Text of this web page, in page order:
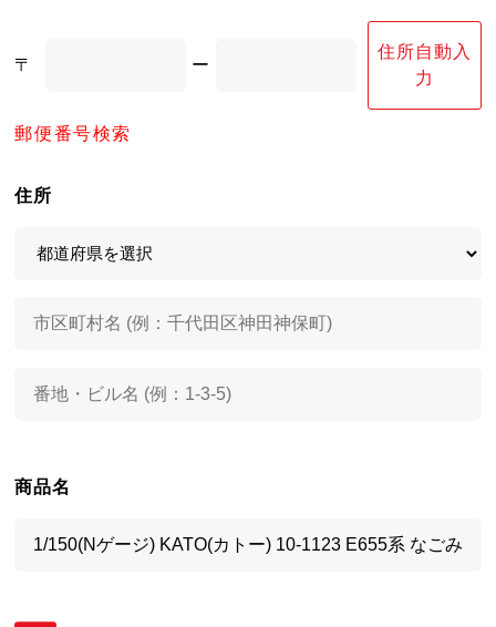
〒 ー
住所自動入
力
郵便番号検索
住所
商品名